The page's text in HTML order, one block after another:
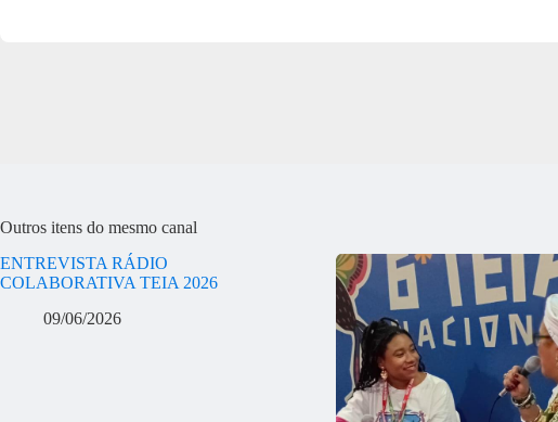
Outros itens do mesmo canal
ENTREVISTA RÁDIO
COLABORATIVA TEIA 2026
09/06/2026